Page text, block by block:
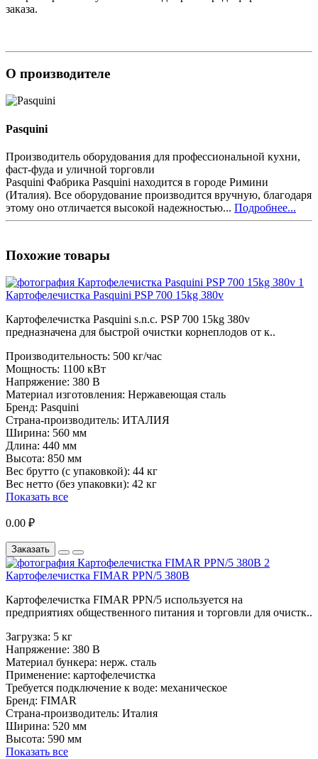
заказа.
О производителе
Pasquini
Производитель оборудования для профессиональной кухни,
фаст-фуда и уличной торговли
Pasquini Фабрика Pasquini находится в городе Римини
(Италия). Все оборудование производится вручную, благодаря
этому оно отличается высокой надежностью... Подробнее...
Похожие товары
Картофелечистка Pasquini PSP 700 15kg 380v
Картофелечистка Pasquini s.n.c. PSP 700 15kg 380v
предназначена для быстрой очистки корнеплодов от к..
Производительность: 500 кг/час
Мощность: 1100 кВт
Напряжение: 380 В
Материал изготовления: Нержавеющая сталь
Бренд: Pasquini
Страна-производитель: ИТАЛИЯ
Ширина: 560 мм
Длина: 440 мм
Высота: 850 мм
Вес брутто (с упаковкой): 44 кг
Вес нетто (без упаковки): 42 кг
Показать все
0.00 ₽
Заказать
Картофелечистка FIMAR PPN/5 380В
Картофелечистка FIMAR PPN/5 используется на
предприятиях общественного питания и торговли для очистк..
Загрузка: 5 кг
Напряжение: 380 В
Материал бункера: нерж. сталь
Применение: картофелечистка
Требуется подключение к воде: механическое
Бренд: FIMAR
Страна-производитель: Италия
Ширина: 520 мм
Высота: 590 мм
Показать все